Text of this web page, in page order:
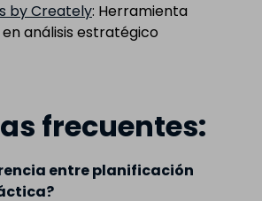
by Creately: Herramienta
análisis estratégico
frecuentes:
entre planificación